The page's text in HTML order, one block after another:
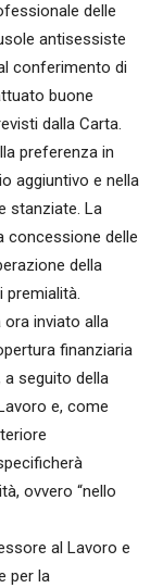
delle
antisessiste
conferimento di
buone
dalla Carta.
preferenza in
aggiuntivo e nella
stanziate. La
concessione delle
della
premialità.
ora inviato alla
finanziaria
a seguito della
e, come
ovvero “nello
al Lavoro e
per la